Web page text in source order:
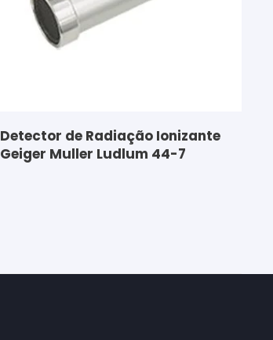
Detector de Radiação Ionizante
Geiger Muller Ludlum 44-7